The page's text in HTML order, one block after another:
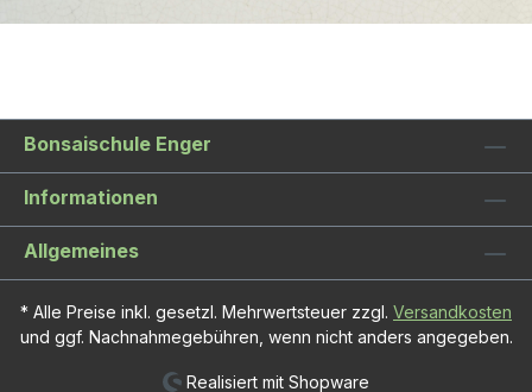
Bonsaischule Enger
Informationen
Allgemeines
* Alle Preise inkl. gesetzl. Mehrwertsteuer zzgl. Versandkosten
und ggf. Nachnahmegebühren, wenn nicht anders angegeben.
Realisiert mit Shopware